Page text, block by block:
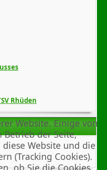
Rhüden
Website. Einige von
Betrieb der Seite,
Website und die
(Tracking Cookies).
ob Sie die Cookies